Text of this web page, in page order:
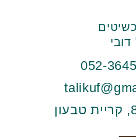
052-